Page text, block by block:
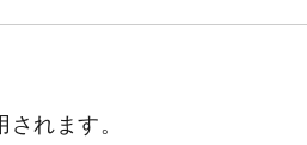
れます。